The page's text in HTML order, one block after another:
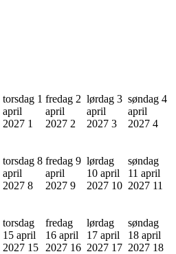
torsdag 1
april
2027 1
fredag 2
april
2027 2
lørdag 3
april
2027 3
søndag 4
april
2027 4
torsdag 8
april
2027 8
fredag 9
april
2027 9
lørdag
10 april
2027 10
søndag
11 april
2027 11
torsdag
15 april
2027 15
fredag
16 april
2027 16
lørdag
17 april
2027 17
søndag
18 april
2027 18